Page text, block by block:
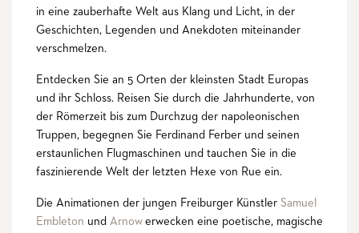
in eine zauberhafte Welt aus Klang und Licht, in der
Geschichten, Legenden und Anekdoten miteinander
verschmelzen.
Entdecken Sie an 5 Orten der kleinsten Stadt Europas
und ihr Schloss. Reisen Sie durch die Jahrhunderte, von
der Römerzeit bis zum Durchzug der napoleonischen
Truppen, begegnen Sie Ferdinand Ferber und seinen
erstaunlichen Flugmaschinen und tauchen Sie in die
faszinierende Welt der letzten Hexe von Rue ein.
Die Animationen der jungen Freiburger Künstler Samuel
Embleton und Arnow erwecken eine poetische, magische